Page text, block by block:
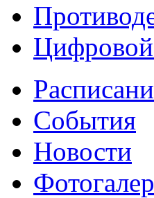
События
Новости